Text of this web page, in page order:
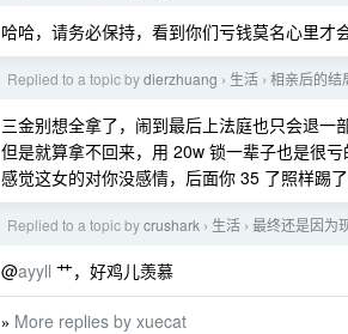
哈哈，请务必保持，看到你们亏钱莫名心里才
Replied to a topic bydierzhuang › 生活 › 相亲后的结
三金别想全拿了，闹到最后上法庭也只会退一部
但是就算拿不回来，用 20w 锁一辈子也是很亏
感觉这女的对你没感情，后面你 35 了照样踢了
Replied to a topic bycrushark › 生活 › 最终还是因为
@ayyll 艹，好鸡儿羡慕
» More replies by xuecat